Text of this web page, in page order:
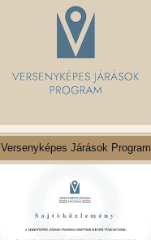
Versenyképes Járások Program